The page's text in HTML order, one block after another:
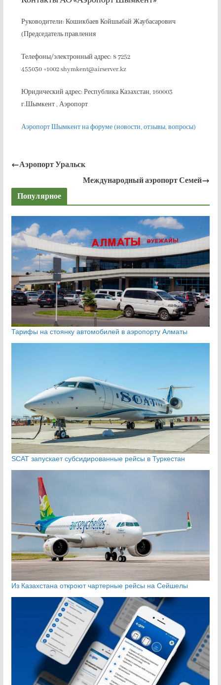
Руководители: Кошикбаев Койшыбай Жаубасарович
(Председатель правления
Телефоны/электронный адрес: 8 7252
455030 +1002 shymkent@airserver.kz
Юридический адрес: Республика Казахстан, 160003
г.Шымкент , Аэропорт
Аэропорт Шымкент на форуме (новости, отзывы, вопросы)
Аэропорт Уральск
Международный аэропорт Семей
Популярное
Тарифы на стоянку автомобилей в аэропорту Алматы
SCAT запускает субсидированные рейсы в Туркестан
Из Казахстана откроют чартерные рейсы на Сейшелы